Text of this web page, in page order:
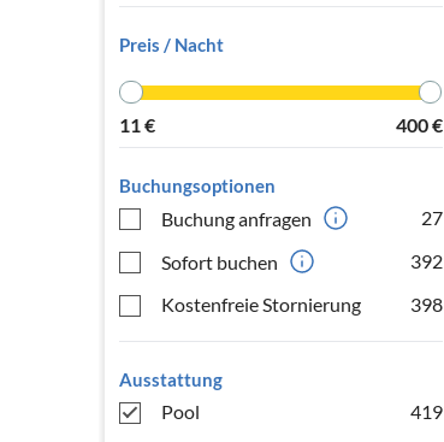
Preis / Nacht
11€ 400€
Buchungsoptionen
Buchung anfragen
27
Sofort buchen
392
Kostenfreie Stornierung
398
Ausstattung
Pool
419